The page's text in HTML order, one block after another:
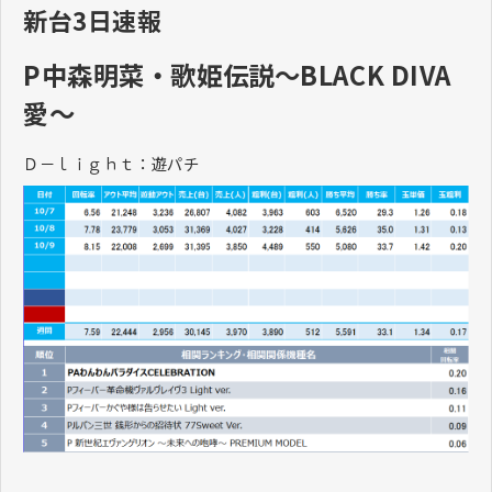
新台3日速報
P中森明菜・歌姫伝説～BLACK DIVA
愛～
Ｄ－ｌｉｇｈｔ：遊パチ